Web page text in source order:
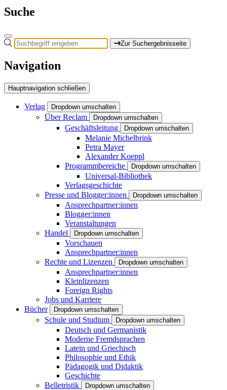
Suche
Zur Suchergebnisseite
Navigation
Hauptnavigation schließen
Verlag Dropdown umschalten
Über Reclam Dropdown umschalten
Geschäftsleitung Dropdown umschalten
Melanie Michelbrink
Petra Mayer
Alexander Koeppl
Programmbereiche
Dropdown umschalten
Universal-Bibliothek
Verlagsgeschichte
Presse und Blogger:innen
Dropdown umschalten
Ansprechpartner:innen
Blogger:innen
Veranstaltungen
Handel
Dropdown umschalten
Vorschauen
Ansprechpartner:innen
Rechte und Lizenzen
Dropdown umschalten
Ansprechpartner:innen
Kleinlizenzen
Foreign Rights
Jobs und Karriere
Bücher
Dropdown umschalten
Schule und Studium Dropdown umschalten
Deutsch und Germanistik
Moderne Fremdsprachen
Latein und Griechisch
Philosophie und Ethik
Pädagogik und Didaktik
Geschichte
Belletristik
Dropdown umschalten